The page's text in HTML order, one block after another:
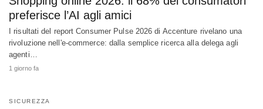
preferisce l’AI agli amici
I risultati del report Consumer Pulse 2026 di Accenture rivelano una
rivoluzione nell'e-commerce: dalla semplice ricerca alla delega agli
agenti…
1 giorno fa
SICUREZZA